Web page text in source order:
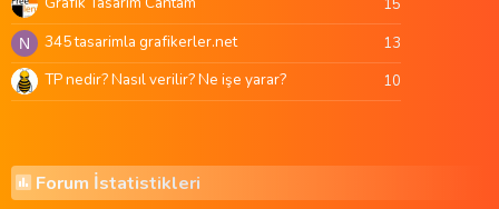
15
N 345 tasarimla grafikerler.net 13
TP nedir? Nasıl verilir? Ne işe yarar? 10
Forum İstatistikleri